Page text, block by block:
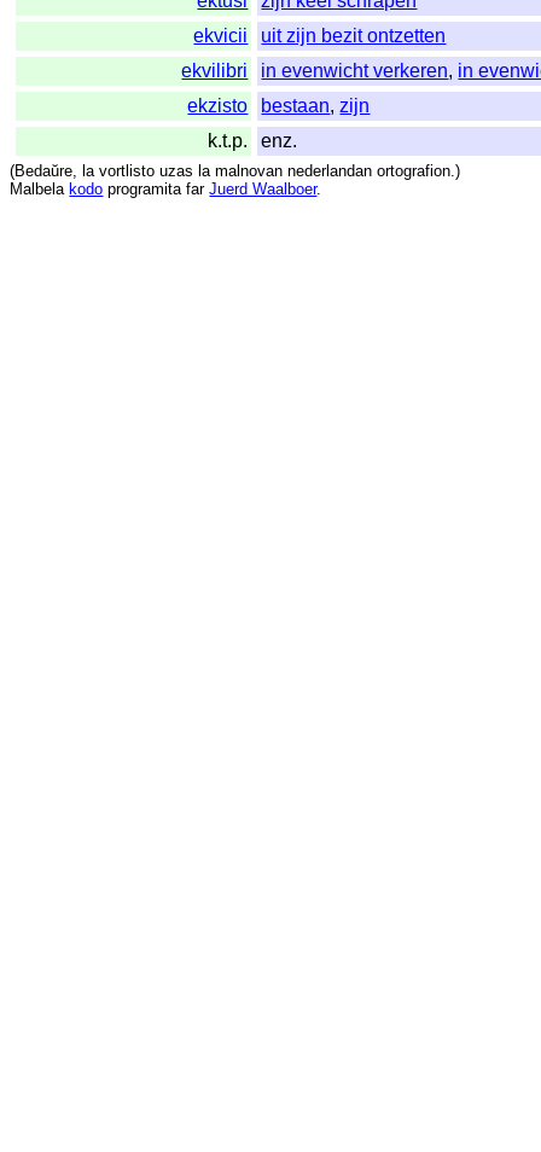
ekvicii
uit zijn bezit ontzetten
ekvilibri
in evenwicht verkeren, in
ekzisto
bestaan,zijn
k.t.p.
enz.
(Bedaŭre, la vortlisto uzas la malnovan nederlandan ortografion.)
Malbela kodo programita far Juerd Waalboer.